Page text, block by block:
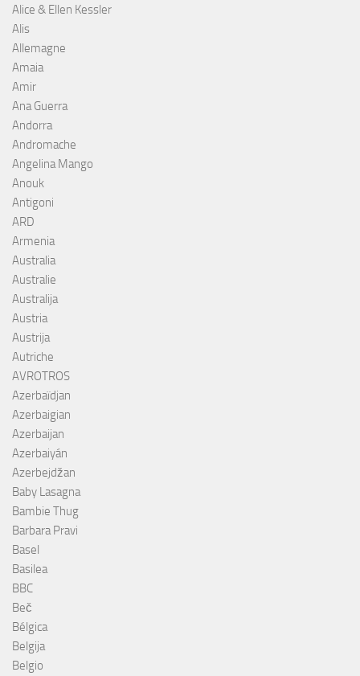
Alice & Ellen Kessler
Alis
Allemagne
Amaia
Amir
Ana Guerra
Andorra
Andromache
Angelina Mango
Anouk
Antigoni
ARD
Armenia
Australia
Australie
Australija
Austria
Austrija
Autriche
AVROTROS
Azerbaïdjan
Azerbaigian
Azerbaijan
Azerbaiyán
Azerbejdžan
Baby Lasagna
Bambie Thug
Barbara Pravi
Basel
Basilea
BBC
Beč
Bélgica
Belgija
Belgio